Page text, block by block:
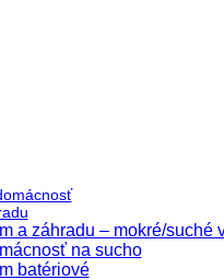
a záhradu – mokré/suché
na sucho
batériové